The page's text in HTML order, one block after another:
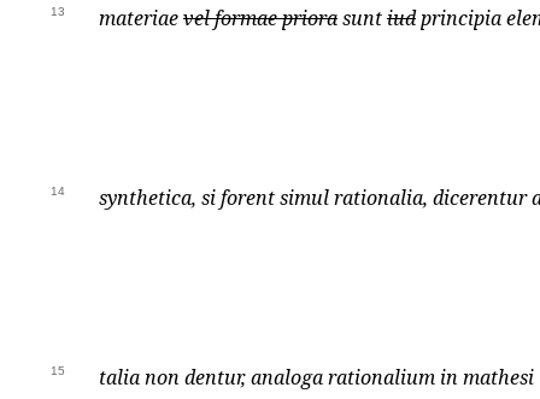
13 materiaevel formae priorasuntiudprincipia
14 synthetica, si forent simul rationalia, dicerentur
15 talia non dentur, analoga rationalium in